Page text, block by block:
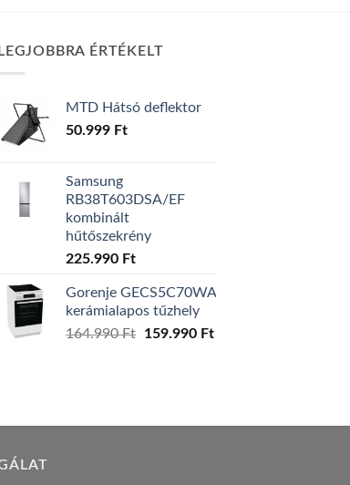
Ft.
LEGJOBBRA ÉRTÉKELT
MTD Hátsó deflektor
50.999 Ft
Samsung
RB38T603DSA/EF
kombinált
hűtőszekrény
225.990 Ft
Gorenje GECS5C70WA
kerámialapos tűzhely
164.990Ft
Original
159.990 FtCurrent